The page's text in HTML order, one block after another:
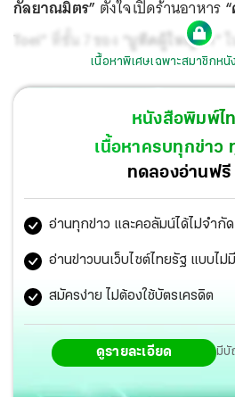
กัลยาณมิตร” ตั้งใจเปิดร้านอาหาร
Toei”
ที่ชั้น 7 ของ “บูทีคผู้ใหญ่มา”
นำเสนอเมนูอาหารไทยสไตล์คอมฟ
ลิ้มลองจนติดใจ โดยเชฟสาวผสมผส
ได้จากการคว้าตำแหน่งรองแชมป์ม
ซัน 3 เข้ากับวิชาความรู้ที่เรียนมาจา
ถ่ายทอดเป็นเมนูอร่อยล้ำรสชาติไ
เข้าถึงได้ไม่ยาก
เนื้อหาพิเศษเฉพาะสมาชิกห
หนังสือพิมพ์ไ
เนื้อหาครบทุกข่าว
ทดลองอ่านฟรี
อ่านทุกข่าว และคอลัมน์ได้ไม่จำกัด
อ่านข่าวบนเว็บไซต์ไทยรัฐ แบบไ
สมัครง่าย ไม่ต้องใช้บัตรเครดิต
ดูรายละเอียด มีบั